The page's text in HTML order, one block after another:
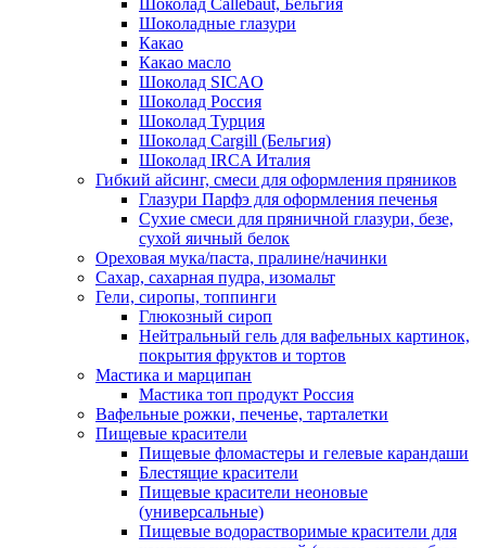
Шоколад Callebaut, Бельгия
Шоколадные глазури
Какао
Какао масло
Шоколад SICAO
Шоколад Россия
Шоколад Турция
Шоколад Cargill (Бельгия)
Шоколад IRCA Италия
Гибкий айсинг, смеси для оформления пряников
Глазури Парфэ для оформления печенья
Сухие смеси для пряничной глазури, безе,
сухой яичный белок
Ореховая мука/паста, пралине/начинки
Сахар, сахарная пудра, изомальт
Гели, сиропы, топпинги
Глюкозный сироп
Нейтральный гель для вафельных картинок,
покрытия фруктов и тортов
Мастика и марципан
Мастика топ продукт Россия
Вафельные рожки, печенье, тарталетки
Пищевые красители
Пищевые фломастеры и гелевые карандаши
Блестящие красители
Пищевые красители неоновые
(универсальные)
Пищевые водорастворимые красители для